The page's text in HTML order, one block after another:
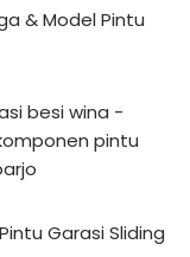
& Model Pintu
besi wina -
pintu
Garasi Sliding